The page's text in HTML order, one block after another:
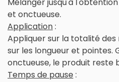
Mélanger jusqu'à
et onctueuse.
Application:
Appliquer sur la totalité
sur les longueur et pointes.
onctueuse, le produit reste
Temps de pause: